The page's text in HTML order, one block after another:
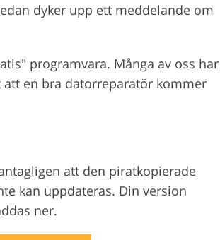
dyker upp ett meddelande om
programvara. Många av oss har
en bra datorreparatör kommer
att den piratkopierade
kan uppdateras. Din version
ner.